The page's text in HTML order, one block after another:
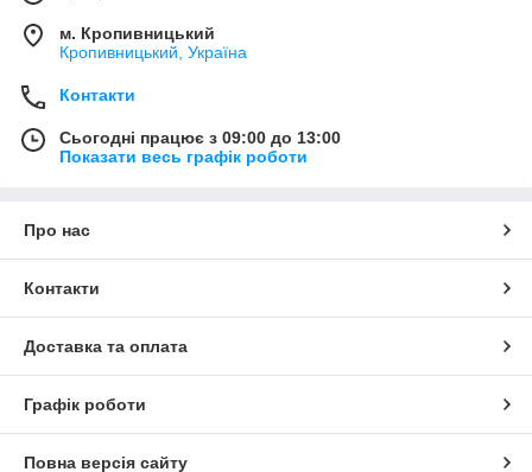
м. Кропивницький
Кропивницький, Україна
Контакти
Сьогодні працює з 09:00 до 13:00
Показати весь графік роботи
Про нас
Контакти
Доставка та оплата
Графік роботи
Повна версія сайту